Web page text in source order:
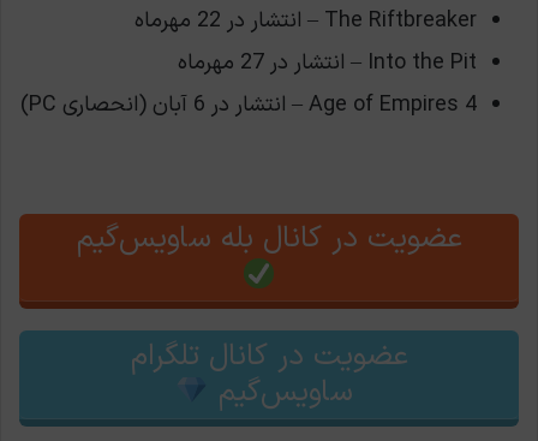
The Riftbreaker – انتشار در 22 مهرماه
Into the Pit – انتشار در 27 مهرماه
Age of Empires 4 – انتشار در 6 آبان (انحصاری PC)
عضویت در کانال بله ساویس‌گیم
عضویت در کانال تلگرام
ساویس‌گیم